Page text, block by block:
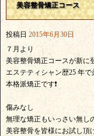
美容整骨矯正コース
投稿日 2015年6月30日
７月より
美容整骨矯正コースが新に
エステティシャン歴25 年
本格派矯正です❗
傷みなし
無理な矯正もいっさい無し
美容整骨を皆様にお試し頂